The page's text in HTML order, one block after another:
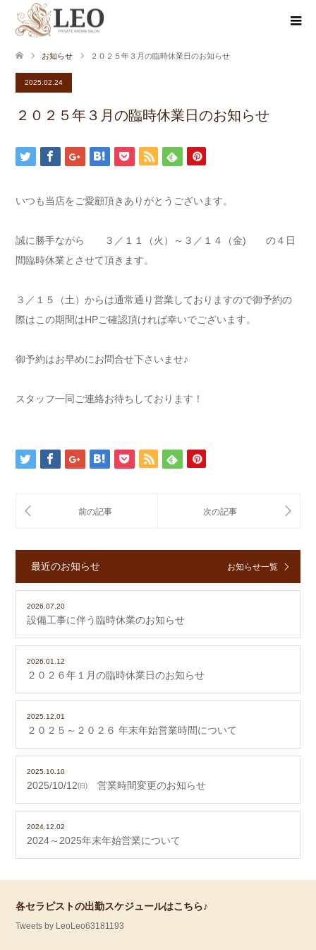
お知らせ ２０２５年３月の臨時休業日のお知らせ
2025.02.24
２０２５年３月の臨時休業日のお知らせ
いつも当店をご愛顧頂きありがとうございます。
誠に勝手ながら ３／１１（火）～３／１４（金) の４日
間臨時休業とさせて頂きます。
３／１５（土）からは通常通り営業しておりますので御予約の
際はこの期間はHPご確認頂ければ幸いでございます。
御予約はお早めにお問合せ下さいませ♪
スタッフ一同ご連絡お待ちしております！
最近のお知らせ お知らせ一覧
2026.07.20
設備工事に伴う臨時休業のお知らせ
2026.01.12
２０２６年１月の臨時休業日のお知らせ
2025.12.01
２０２５～２０２６ 年末年始営業時間について
2025.10.10
2025/10/12㈰ 営業時間変更のお知らせ
2024.12.02
2024～2025年末年始営業について
各セラピストの出勤スケジュールはこちら♪
Tweets by LeoLeo63181193